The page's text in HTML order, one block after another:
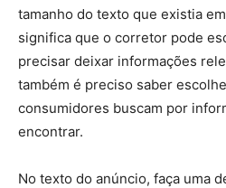
tamanho do texto que existia
significa que o corretor pode
precisar deixar informações
também é preciso saber
consumidores buscam por
encontrar.
No texto do anúncio, faça uma